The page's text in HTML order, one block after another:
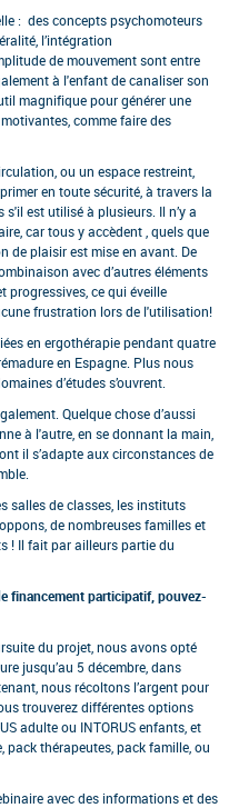
: des concepts psychomoteurs
l’intégration
de mouvement sont entre
à l'enfant de canaliser son
magnifique pour générer une
comme faire des
ou un espace restreint,
en toute sécurité, à travers la
est utilisé à plusieurs. Il n’y a
car tous y accèdent , quels que
de plaisir est mise en avant. De
avec d’autres éléments
progressives, ce qui éveille
frustration lors de l'utilisation!
en ergothérapie pendant quatre
en Espagne. Plus nous
d’études s’ouvrent.
Quelque chose d’aussi
à l'autre, en se donnant la main,
il s’adapte aux circonstances de
salles de classes, les instituts
de nombreuses familles et
! Il fait par ailleurs partie du
financement participatif, pouvez-
du projet, nous avons opté
jusqu’au 5 décembre, dans
nous récoltons l’argent pour
trouverez différentes options
adulte ou INTORUS enfants, et
pack thérapeutes, pack famille, ou
avec des informations et des